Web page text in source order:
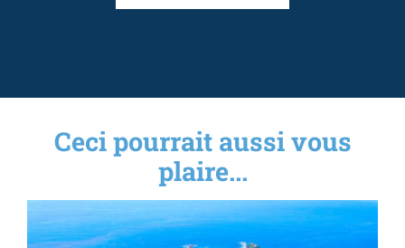
Ceci pourrait aussi vous
plaire...